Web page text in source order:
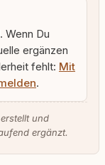
Wenn Du
ergänzen
fehlt: Mit
.
und
ergänzt.